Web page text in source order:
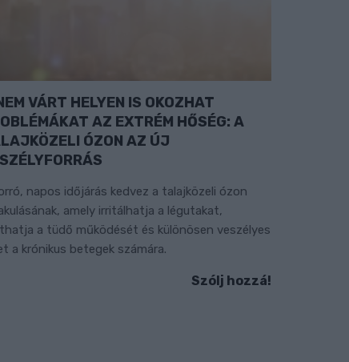
VÁRT HELYEN IS OKOZHAT
AZ EXTRÉM HŐSÉG: A
ÓZON AZ ÚJ
napos időjárás kedvez a talajközeli ózon
amely irritálhatja a légutakat,
a tüdő működését és különösen veszélyes
a krónikus betegek számára.
Szólj hozzá!